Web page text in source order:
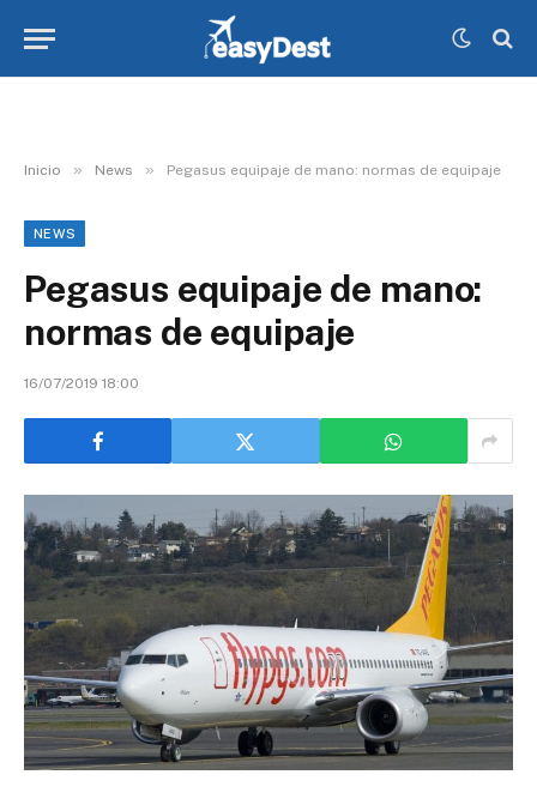
Inicio » News » Pegasus equipaje de mano: normas de equipaje
NEWS
Pegasus equipaje de mano:
normas de equipaje
16/07/2019 18:00